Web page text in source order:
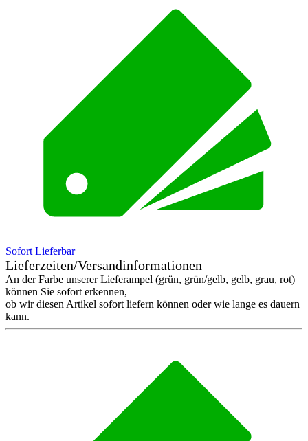
Sofort Lieferbar
Lieferzeiten/Versandinformationen
An der Farbe unserer Lieferampel (grün, grün/gelb, gelb, grau, rot)
können Sie sofort erkennen,
ob wir diesen Artikel sofort liefern können oder wie lange es dauern
kann.